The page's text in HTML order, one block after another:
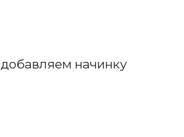
добавляем начинку